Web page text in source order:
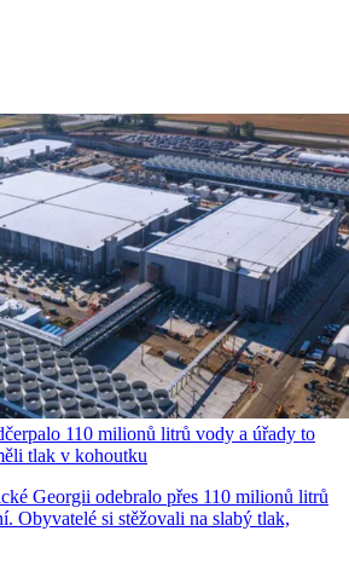
110 milionů litrů vody a úřady to
tlak v kohoutku
Georgii odebralo přes 110 milionů litrů
Obyvatelé si stěžovali na slabý tlak,